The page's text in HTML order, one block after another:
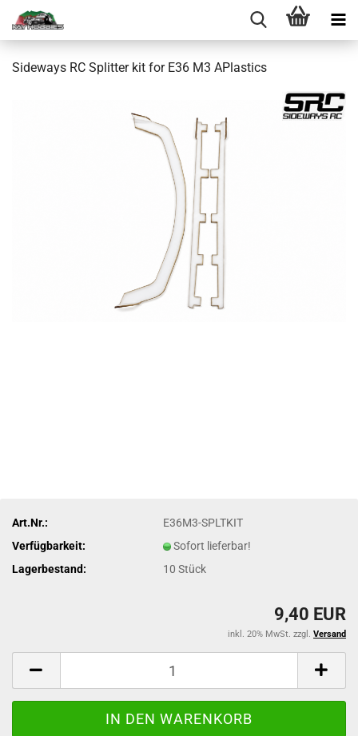
Sideways RC Splitter kit for E36 M3 APlastics
Art.Nr.:
E36M3-SPLTKIT
Verfügbarkeit:
Sofort lieferbar!
Lagerbestand:
10Stück
9,40 EUR
inkl. 20% MwSt. zzgl. Versand